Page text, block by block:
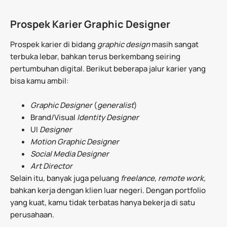
Prospek Karier Graphic Designer
Prospek karier di bidang graphic designmasih sangat
terbuka lebar, bahkan terus berkembang seiring
pertumbuhan digital. Berikut beberapa jalur karier yang
bisa kamu ambil:
Graphic Designer(generalist)
Brand/Visual Identity Designer
UI Designer
Motion Graphic Designer
Social Media Designer
Art Director
Selain itu, banyak juga peluang freelance, remote work,
bahkan kerja dengan klien luar negeri. Dengan portfolio
yang kuat, kamu tidak terbatas hanya bekerja di satu
perusahaan.